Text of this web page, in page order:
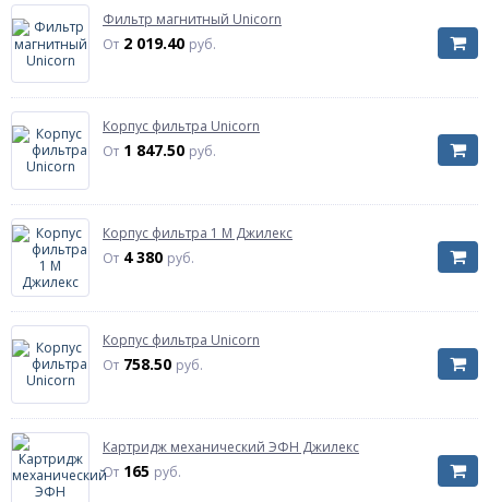
Фильтр магнитный Unicorn
От 2 019.40 руб.
Корпус фильтра Unicorn
От 1 847.50 руб.
Корпус фильтра 1 М Джилекс
От 4 380 руб.
Корпус фильтра Unicorn
От 758.50 руб.
Картридж механический ЭФН Джилекс
От 165 руб.